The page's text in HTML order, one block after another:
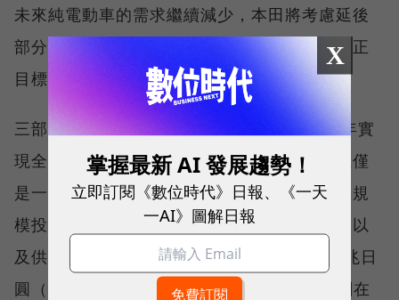
未來純電動車的需求繼續減少，本田將考慮延後
部分電池生產線的設置，並根據市場變化來修正
目標。
三部敏宏強調，本田的長期目標仍是到2040年實
現全部車型電氣化，並且短期內的銷量低迷僅僅
是一個「暫時的逆風」。他指出，本田正在大規
模投資電動車技術，包括軟體和硬體的研發，以
及供應鏈的建立，承諾在2031財年前投資10兆日
圓（約67.7億美元）用於電動車發展，並計劃在
X
掌握最新 AI 發展趨勢！
立即訂閱《數位時代》日報、《一天
一AI》圖解日報